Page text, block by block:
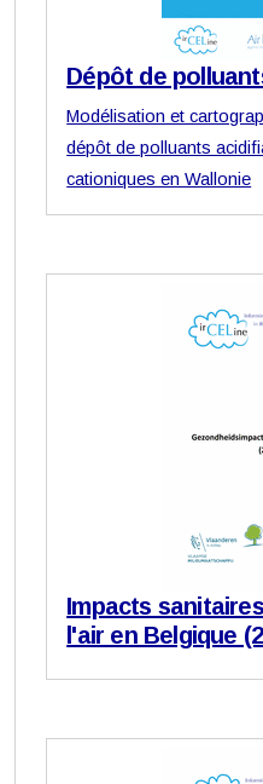
Dépôt de
Modélisation et
dépôt de polluants
cationiques en Wallonie
Impacts
l'air en Belgique